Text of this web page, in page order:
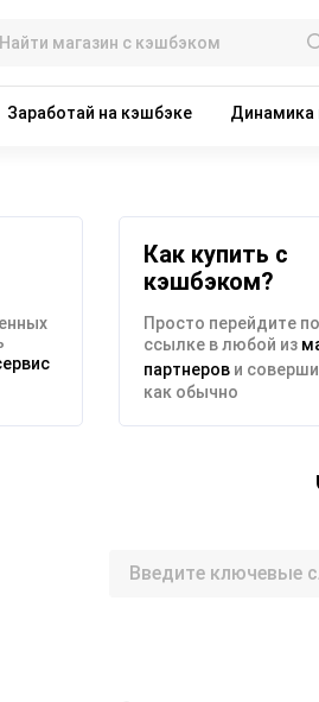
Заработай на кэшбэке Динамика
Как купить с
кэшбэком?
Просто перейдите
ссылке в любой из
партнеров и
как обычно